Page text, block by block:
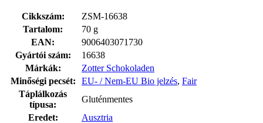
Cikkszám:
ZSM-16638
Tartalom:
70 g
EAN:
9006403071730
Gyártói szám:
16638
Márkák:
Zotter Schokoladen
Minőségi pecsét:
EU- / Nem-EU Bio jelzés, Fair
Táplálkozás
típusa:
Gluténmentes
Eredet:
Ausztria